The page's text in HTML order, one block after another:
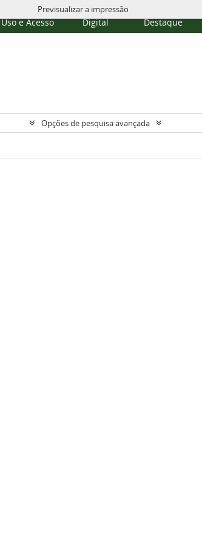
Políticas de
Uso e Acesso
Repositório
Digital
Destaque
Previsualizar a impressão
Opções de pesquisa avançada